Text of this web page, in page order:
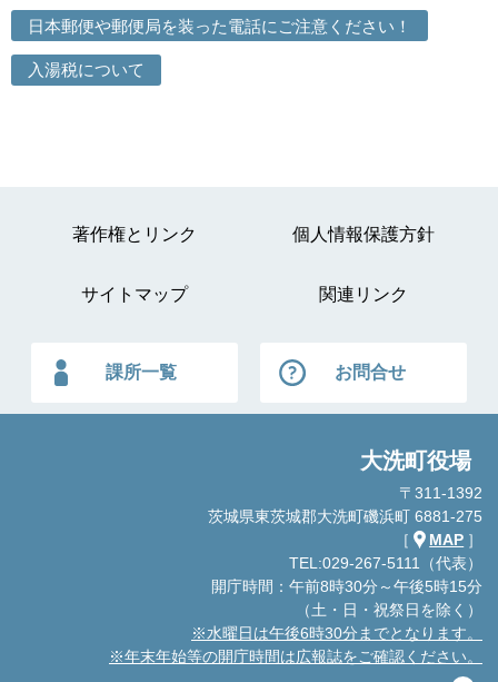
日本郵便や郵便局を装った電話にご注意ください！
入湯税について
著作権とリンク 個人情報保護方針
サイトマップ 関連リンク
課所一覧 お問合せ
大洗町役場
〒311-1392
茨城県東茨城郡大洗町磯浜町 6881-275
［
MAP ］
TEL:029-267-5111（代表）
開庁時間：午前8時30分～午後5時15分
（土・日・祝祭日を除く）
※水曜日は午後6時30分までとなります。
※年末年始等の開庁時間は広報誌をご確認ください。